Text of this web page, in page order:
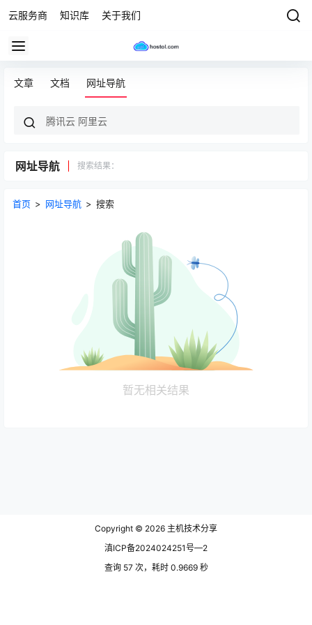
云服务商 知识库 关于我们
文章 文档 网址导航
网址导航 搜索结果：
首页 > 网址导航 > 搜索
暂无相关结果
Copyright © 2026 主机技术分享
滇ICP备2024024251号—2
查询 57 次，耗时 0.9669 秒